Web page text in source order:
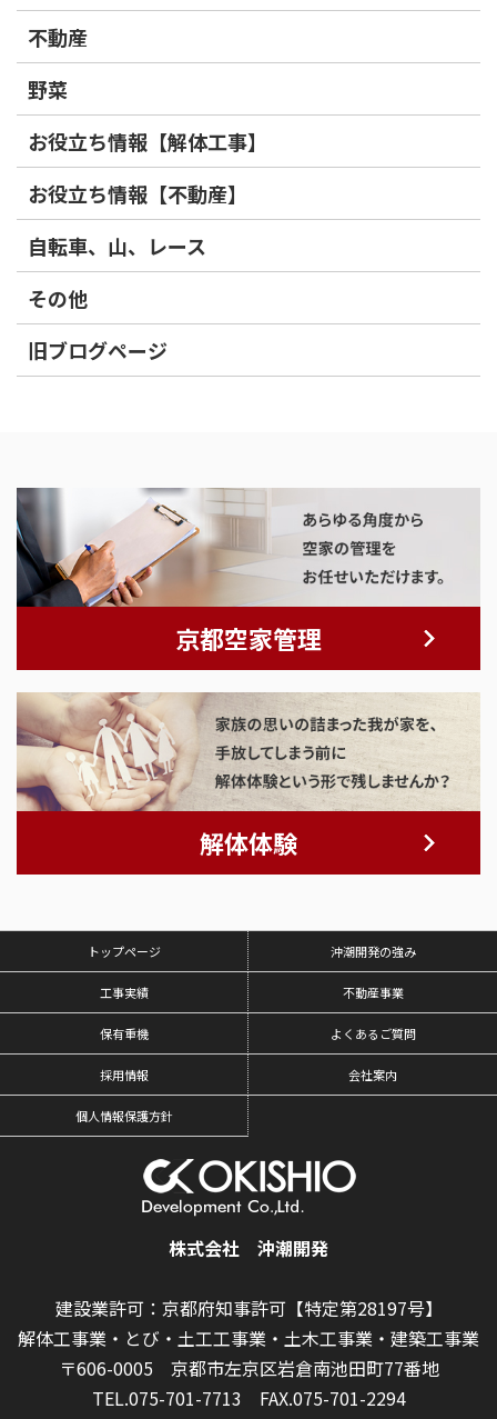
不動産
野菜
お役立ち情報【解体工事】
お役立ち情報【不動産】
自転車、山、レース
その他
旧ブログページ
京都空家管理
解体体験
トップページ 沖潮開発の強み
工事実績 不動産事業
保有重機 よくあるご質問
採用情報 会社案内
個人情報保護方針
株式会社 沖潮開発
建設業許可：京都府知事許可【特定第28197号】
解体工事業・とび・土工工事業・土木工事業・建築工事業
〒606-0005 京都市左京区岩倉南池田町77番地
TEL.075-701-7713 FAX.075-701-2294